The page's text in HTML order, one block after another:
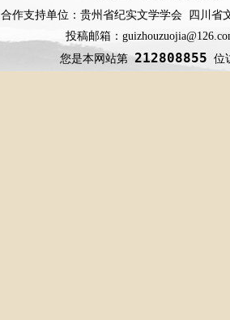
合作支持单位：贵州省纪实文学学会 四川
投稿邮箱：
您是本网站第212808855